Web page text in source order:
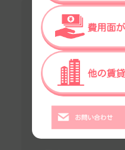
フリースペース
駐車場あり
大型駐車場
自転車置場
シャワートイレ
トイレ男女別